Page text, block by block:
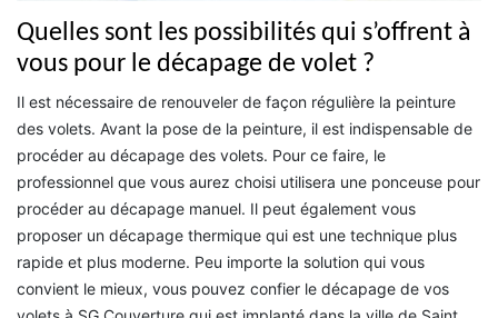
Quelles sont les possibilités qui s’offrent à
vous pour le décapage de volet ?
Il est nécessaire de renouveler de façon régulière la peinture
des volets. Avant la pose de la peinture, il est indispensable de
procéder au décapage des volets. Pour ce faire, le
professionnel que vous aurez choisi utilisera une ponceuse pour
procéder au décapage manuel. Il peut également vous
proposer un décapage thermique qui est une technique plus
rapide et plus moderne. Peu importe la solution qui vous
convient le mieux, vous pouvez confier le décapage de vos